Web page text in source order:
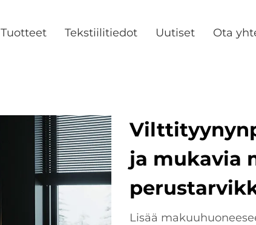
Tuotteet Tekstiilitiedot Uutiset Ota
ja mukavia
Lisää